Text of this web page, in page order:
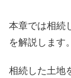
本章では相続
を解説します。
相続した土地